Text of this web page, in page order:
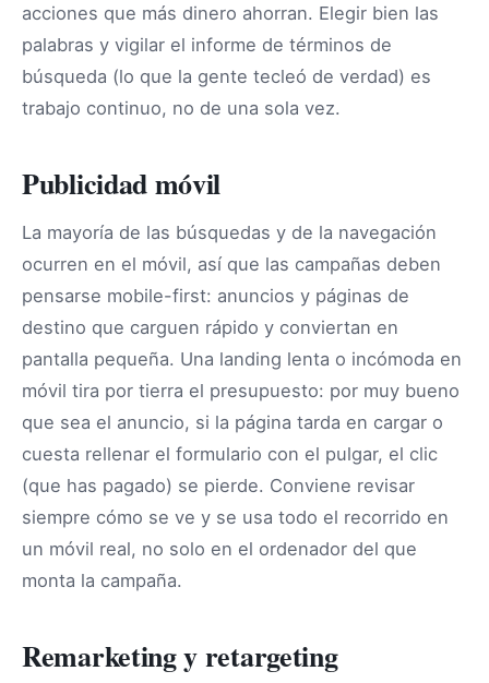
acciones que más dinero ahorran. Elegir bien las
palabras y vigilar el informe de términos de
búsqueda (lo que la gente tecleó de verdad) es
trabajo continuo, no de una sola vez.
Publicidad móvil
La mayoría de las búsquedas y de la navegación
ocurren en el móvil, así que las campañas deben
pensarse mobile-first: anuncios y páginas de
destino que carguen rápido y conviertan en
pantalla pequeña. Una landing lenta o incómoda en
móvil tira por tierra el presupuesto: por muy bueno
que sea el anuncio, si la página tarda en cargar o
cuesta rellenar el formulario con el pulgar, el clic
(que has pagado) se pierde. Conviene revisar
siempre cómo se ve y se usa todo el recorrido en
un móvil real, no solo en el ordenador del que
monta la campaña.
Remarketing y retargeting